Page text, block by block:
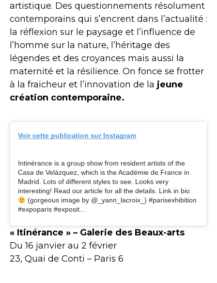
artistique. Des questionnements résolument
contemporains qui s’encrent dans l’actualité :
la réflexion sur le paysage et l’influence de
l’homme sur la nature, l’héritage des
légendes et des croyances mais aussi la
maternité et la résilience. On fonce se frotter
à la fraicheur et l’innovation de la jeune
création contemporaine.
Voir cette publication sur Instagram
Intinérance is a group show from resident artists of the
Casa de Velázquez, which is the Académie de France in
Madrid. Lots of different styles to see. Looks very
interesting! Read our article for all the details. Link in bio
(gorgeous image by @_yann_lacroix_) #parisexhibition
#expoparis #exposit…
« Itinérance » – Galerie des Beaux-arts
Du 16 janvier au 2 février
23, Quai de Conti – Paris 6